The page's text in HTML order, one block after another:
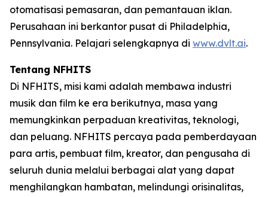
otomatisasi pemasaran, dan pemantauan iklan.
Perusahaan ini berkantor pusat di Philadelphia,
Pennsylvania. Pelajari selengkapnya di www.dvlt.ai.
Tentang NFHITS
Di NFHITS, misi kami adalah membawa industri
musik dan film ke era berikutnya, masa yang
memungkinkan perpaduan kreativitas, teknologi,
dan peluang. NFHITS percaya pada pemberdayaan
para artis, pembuat film, kreator, dan pengusaha di
seluruh dunia melalui berbagai alat yang dapat
menghilangkan hambatan, melindungi orisinalitas,